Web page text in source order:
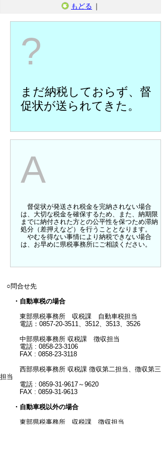
もどる ｜
?
まだ納税しておらず、督
促状が送られてきた。
A
督促状が発送され税金を完納されない場合
は、大切な税金を確保するため、また、納期限
までに納付された方との公平性を保つため滞納
処分（差押えなど）を行うこととなります。
やむを得ない事情により納税できない場合
は、お早めに県税事務所にご相談ください。
○問合せ先
・自動車税の場合
東部県税事務所 収税課 自動車税担当
電話：0857-20-3511、3512、3513、3526
中部県税事務所 収税課 徴収担当
電話 : 0858-23-3106
FAX : 0858-23-3118
西部県税事務所 収税課 徴収第二担当、徴収第三
担当
電話 : 0859-31-9617～9620
FAX : 0859-31-9613
・自動車税以外の場合
東部県税事務所 収税課 徴収担当